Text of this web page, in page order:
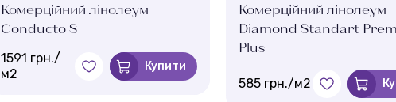
Комерційний лінолеум
Conducto S
1591 грн./
м2
Купити
Комерційний лінолеум
Diamond Standart
Plus
585 грн./м2